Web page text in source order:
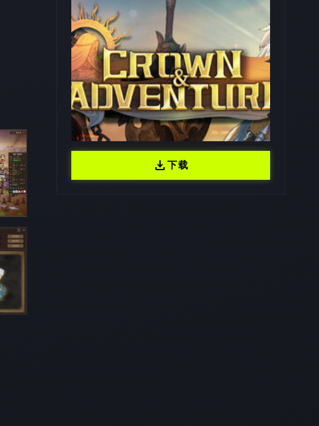
download下载